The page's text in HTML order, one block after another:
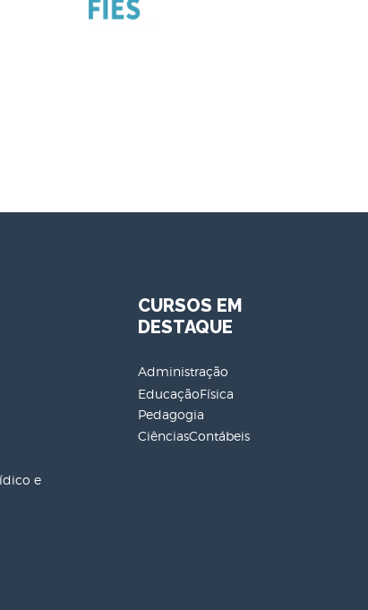
e
CURSOS EM
DESTAQUE
Administração
EducaçãoFísica
Pedagogia
CiênciasContábeis